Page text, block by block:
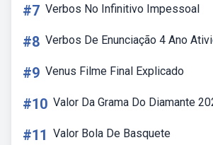
#7 Verbos No Infinitivo Impessoal
#8 Verbos De Enunciação 4 Ano
#9 Venus Filme Final Explicado
#10 Valor Da Grama Do Diamante
#11 Valor Bola De Basquete